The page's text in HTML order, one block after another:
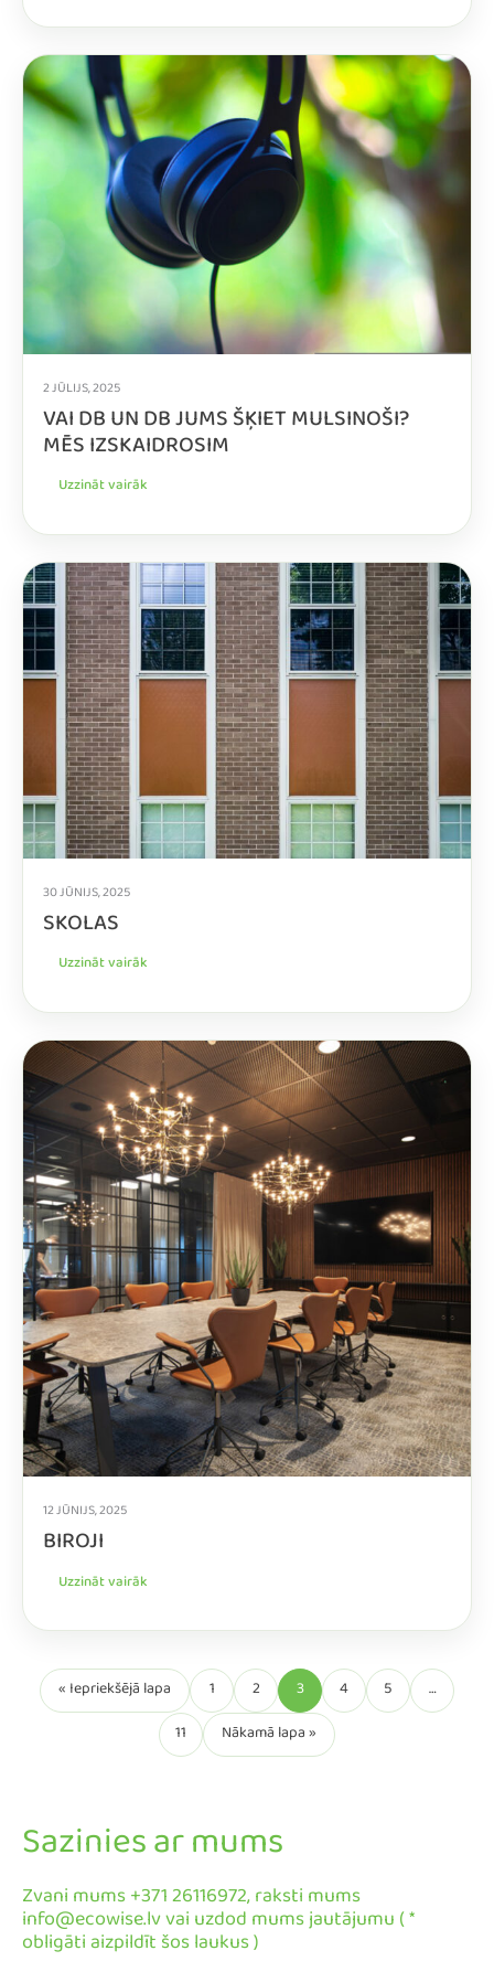
2 JŪLIJS, 2025
VAI DB UN DB JUMS ŠĶIET MULSINOŠI?
MĒS IZSKAIDROSIM
Uzzināt vairāk
30 JŪNIJS, 2025
SKOLAS
Uzzināt vairāk
12 JŪNIJS, 2025
BIROJI
Uzzināt vairāk
« Iepriekšējā lapa 1 2 3 4 5
…
11
Nākamā lapa »
Sazinies ar mums
Zvani mums +371 26116972, raksti mums
info@ecowise.lv vai uzdod mums jautājumu ( *
obligāti aizpildīt šos laukus )